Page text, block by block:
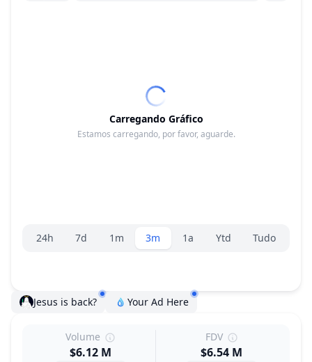
Carregando Gráfico
Estamos carregando, por favor, aguarde.
Seletor de faixa
24h 7d 1m 3m 1a Ytd Tudo
Jesus is back? Your Ad Here
Volume
$6.12 M
FDV
$6.54 M